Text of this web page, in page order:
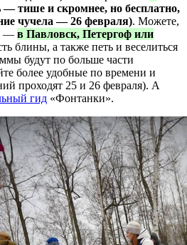
— тише и скромнее, но бесплатно,
чучела — 26 февраля). Можете,
— в Павловск, Петергоф или
блины, а также петь и веселиться
будут по больше части
более удобные по времени и
проходят 25 и 26 февраля). А
гид «Фонтанки».